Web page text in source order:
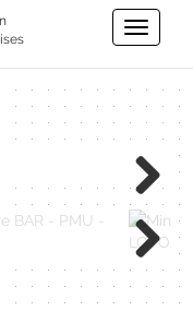
Toggle
Next
Next